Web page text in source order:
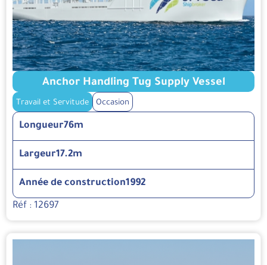
Anchor Handling Tug Supply Vessel
Travail et Servitude Occasion
Longueur76m
Largeur17.2m
Année de construction1992
Réf : 12697